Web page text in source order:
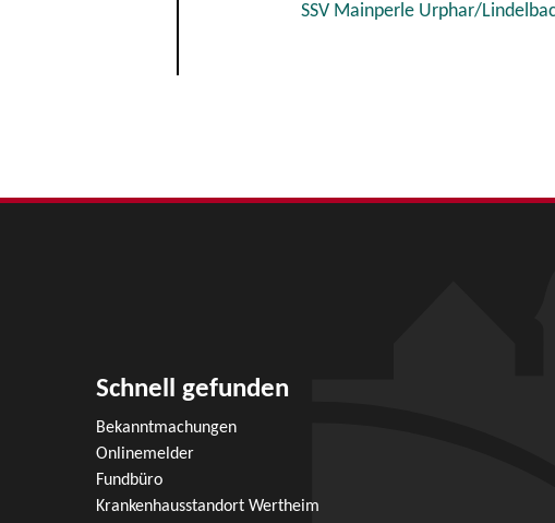
SSV Mainperle Urphar/
Schnell gefunden
Bekanntmachungen
Onlinemelder
Fundbüro
Krankenhausstandort Wertheim